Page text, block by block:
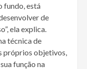
fundo, está
de
ela explica.
técnica de
próprios objetivos,
função na